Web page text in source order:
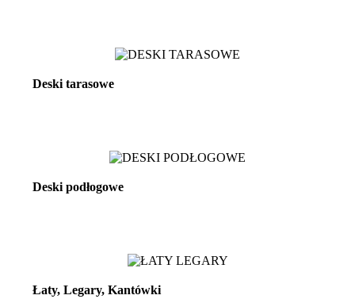
Deski tarasowe
Deski podłogowe
Łaty, Legary, Kantówki